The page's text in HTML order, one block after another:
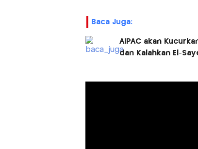
Baca Juga:
AIPAC akan
dan Kalahkan El-